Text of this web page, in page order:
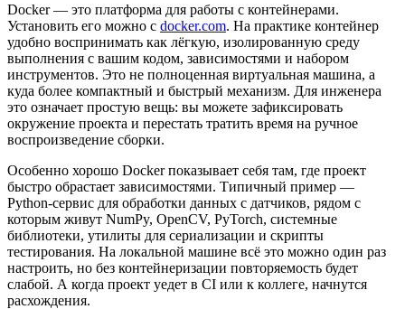
Docker — это платформа для работы с контейнерами.
Установить его можно с docker.com. На практике контейнер
удобно воспринимать как лёгкую, изолированную среду
выполнения с вашим кодом, зависимостями и набором
инструментов. Это не полноценная виртуальная машина, а
куда более компактный и быстрый механизм. Для инженера
это означает простую вещь: вы можете зафиксировать
окружение проекта и перестать тратить время на ручное
воспроизведение сборки.
Особенно хорошо Docker показывает себя там, где проект
быстро обрастает зависимостями. Типичный пример —
Python-сервис для обработки данных с датчиков, рядом с
которым живут NumPy, OpenCV, PyTorch, системные
библиотеки, утилиты для сериализации и скрипты
тестирования. На локальной машине всё это можно один раз
настроить, но без контейнеризации повторяемость будет
слабой. А когда проект уедет в CI или к коллеге, начнутся
расхождения.